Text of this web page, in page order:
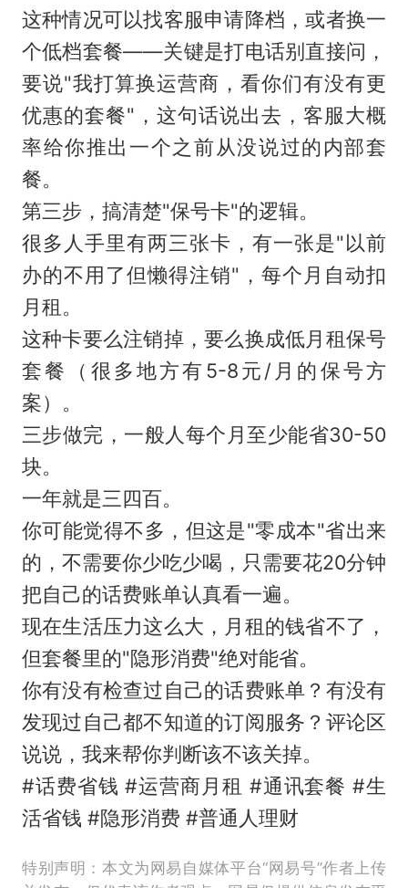
这种情况可以找客服申请降档，或者换一
个低档套餐——关键是打电话别直接问，
要说"我打算换运营商，看你们有没有更
优惠的套餐"，这句话说出去，客服大概
率给你推出一个之前从没说过的内部套
餐。
第三步，搞清楚"保号卡"的逻辑。
很多人手里有两三张卡，有一张是"以前
办的不用了但懒得注销"，每个月自动扣
月租。
这种卡要么注销掉，要么换成低月租保号
套餐（很多地方有5-8元/月的保号方
案）。
三步做完，一般人每个月至少能省30-50
块。
一年就是三四百。
你可能觉得不多，但这是"零成本"省出来
的，不需要你少吃少喝，只需要花20分钟
把自己的话费账单认真看一遍。
现在生活压力这么大，月租的钱省不了，
但套餐里的"隐形消费"绝对能省。
你有没有检查过自己的话费账单？有没有
发现过自己都不知道的订阅服务？评论区
说说，我来帮你判断该不该关掉。
#话费省钱 #运营商月租 #通讯套餐 #生
活省钱 #隐形消费 #普通人理财
特别声明：本文为网易自媒体平台“网易号”作者上传